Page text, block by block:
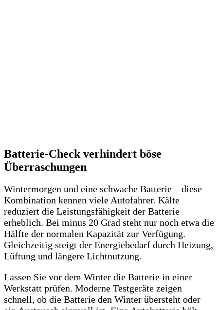
Batterie-Check verhindert böse
Überraschungen
Wintermorgen und eine schwache Batterie – diese
Kombination kennen viele Autofahrer. Kälte
reduziert die Leistungsfähigkeit der Batterie
erheblich. Bei minus 20 Grad steht nur noch etwa die
Hälfte der normalen Kapazität zur Verfügung.
Gleichzeitig steigt der Energiebedarf durch Heizung,
Lüftung und längere Lichtnutzung.
Lassen Sie vor dem Winter die Batterie in einer
Werkstatt prüfen. Moderne Testgeräte zeigen
schnell, ob die Batterie den Winter übersteht oder